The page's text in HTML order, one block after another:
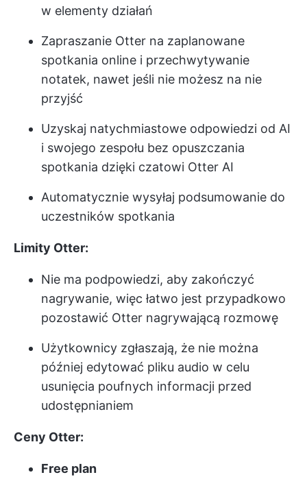
w elementy działań
Zapraszanie Otter na zaplanowane
spotkania online i przechwytywanie
notatek, nawet jeśli nie możesz na nie
przyjść
Uzyskaj natychmiastowe odpowiedzi od AI
i swojego zespołu bez opuszczania
spotkania dzięki czatowi Otter AI
Automatycznie wysyłaj podsumowanie do
uczestników spotkania
Limity Otter:
Nie ma podpowiedzi, aby zakończyć
nagrywanie, więc łatwo jest przypadkowo
pozostawić Otter nagrywającą rozmowę
Użytkownicy zgłaszają, że nie można
później edytować pliku audio w celu
usunięcia poufnych informacji przed
udostępnianiem
Ceny Otter:
Free plan